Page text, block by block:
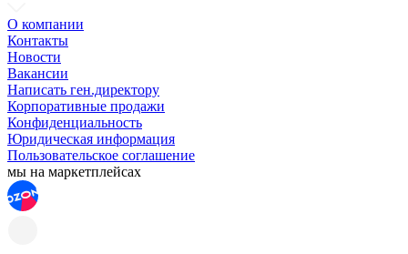
О компании
Контакты
Новости
Вакансии
Написать ген.директору
Корпоративные продажи
Конфиденциальность
Юридическая информация
Пользовательское соглашение
мы на маркетплейсах